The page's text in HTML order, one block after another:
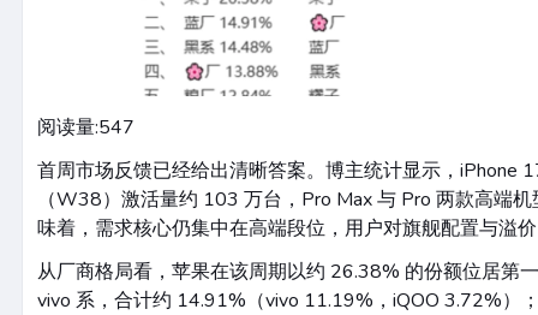
阅读量:547
首周市场反馈已经给出清晰答案。博主统计显示，iPhone
（W38）激活量约 103 万台，Pro Max 与 Pro 两款高端
味着，需求核心仍集中在高端段位，用户对旗舰配置与溢
从厂商格局看，苹果在该周期以约 26.38% 的份额位居第
vivo 系，合计约 14.91%（vivo 11.19%，iQOO 3.72%）